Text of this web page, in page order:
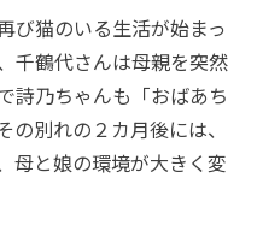
び猫のいる生活が始まっ
千鶴代さんは母親を突然
詩乃ちゃんも「おばあち
別れの２カ月後には、
母と娘の環境が大きく変